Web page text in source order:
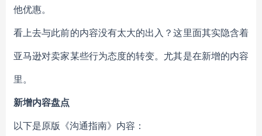
他优惠。
看上去与此前的内容没有太大的出入？这里面其实隐含着
亚马逊对卖家某些行为态度的转变。尤其是在新增的内容
里。
新增内容盘点
以下是原版《沟通指南》内容：